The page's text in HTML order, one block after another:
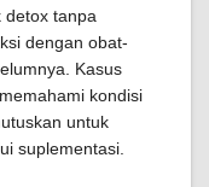
detox tanpa
dengan obat-
Kasus
kondisi
untuk
suplementasi.